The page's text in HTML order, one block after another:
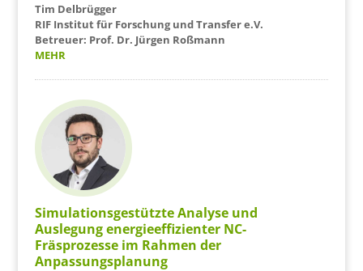
Tim Delbrügger
RIF Institut für Forschung und Transfer e.V.
Betreuer: Prof. Dr. Jürgen Roßmann
MEHR
Simulationsgestützte Analyse und
Auslegung energieeffizienter NC-
Fräsprozesse im Rahmen der
Anpassungsplanung